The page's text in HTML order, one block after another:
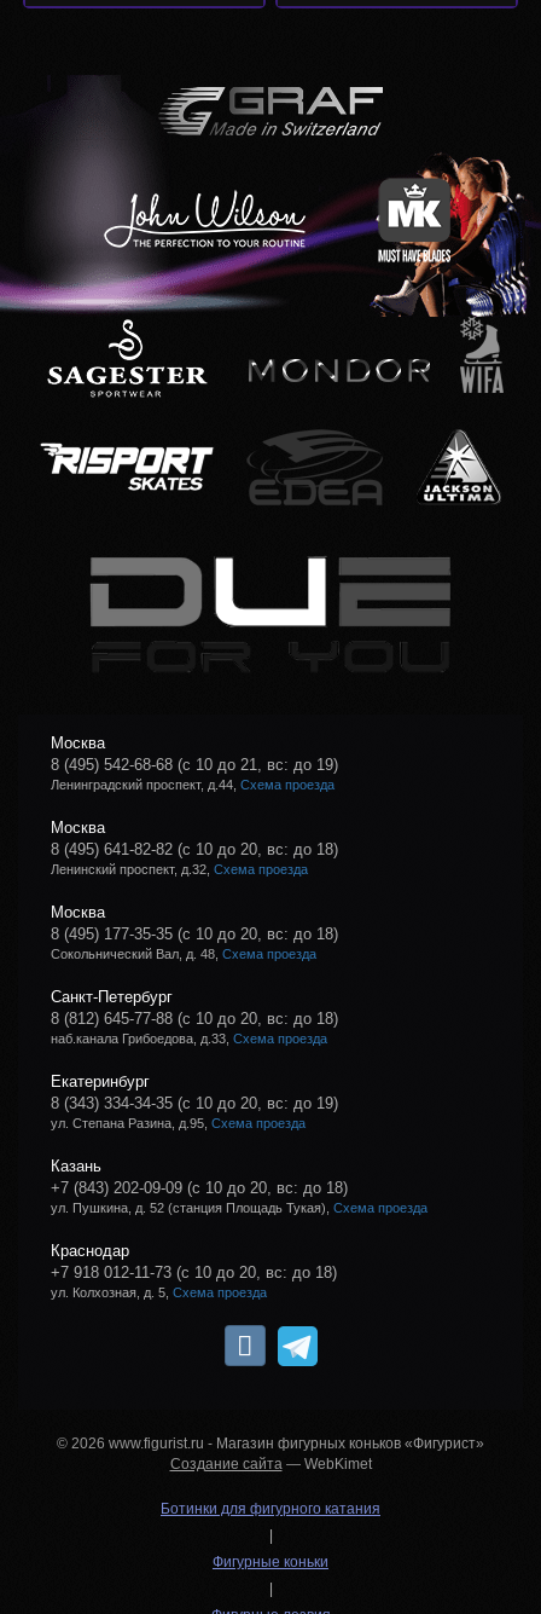
Москва
8 (495) 542-68-68 (с 10 до 21, вс: до 19)
Ленинградский проспект, д.44, Схема проезда
Москва
8 (495) 641-82-82 (с 10 до 20, вс: до 18)
Ленинский проспект, д.32, Схема проезда
Москва
8 (495) 177-35-35 (с 10 до 20, вс: до 18)
Сокольнический Вал, д. 48, Схема проезда
Санкт-Петербург
8 (812) 645-77-88 (с 10 до 20, вс: до 18)
наб.канала Грибоедова, д.33, Схема проезда
Екатеринбург
8 (343) 334-34-35 (с 10 до 20, вс: до 19)
ул. Степана Разина, д.95, Схема проезда
Казань
+7 (843) 202-09-09 (с 10 до 20, вс: до 18)
ул. Пушкина, д. 52 (станция Площадь Тукая), Схема проезда
Краснодар
+7 918 012-11-73 (с 10 до 20, вс: до 18)
ул. Колхозная, д. 5, Схема проезда
© 2026 www.figurist.ru - Магазин фигурных коньков «Фигурист»
Создание сайта — WebKimet
Ботинки для фигурного катания
|
Фигурные коньки
|